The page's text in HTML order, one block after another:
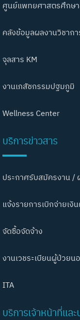
ศูนย์แพทยศาสตรศึกษ
คลังข้อมูลผลงานวิชากา
จุลสาร KM
งานเภสัชกรรมปฐมภูมิ
Wellness Center
บริการข่าวสาร
ประกาศรับสมัครงาน /
แจ้งรายการเบิกจ่ายเงิ
จัดซื้อจัดจ้าง
งานเวชระเบียนผู้ป่วยน
ITA
บริการเจ้าหน้าที่และ